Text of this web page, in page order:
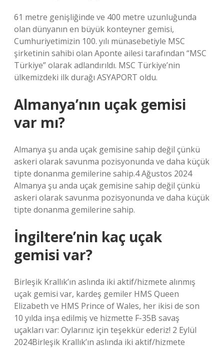
61 metre genişliğinde ve 400 metre uzunluğunda
olan dünyanın en büyük konteyner gemisi,
Cumhuriyetimizin 100. yılı münasebetiyle MSC
şirketinin sahibi olan Aponte ailesi tarafından “MSC
Türkiye” olarak adlandırıldı. MSC Türkiye’nin
ülkemizdeki ilk durağı ASYAPORT oldu.
Almanya’nın uçak gemisi
var mı?
Almanya şu anda uçak gemisine sahip değil çünkü
askeri olarak savunma pozisyonunda ve daha küçük
tipte donanma gemilerine sahip.4 Ağustos 2024
Almanya şu anda uçak gemisine sahip değil çünkü
askeri olarak savunma pozisyonunda ve daha küçük
tipte donanma gemilerine sahip.
İngiltere’nin kaç uçak
gemisi var?
Birleşik Krallık’ın aslında iki aktif/hizmete alınmış
uçak gemisi var, kardeş gemiler HMS Queen
Elizabeth ve HMS Prince of Wales, her ikisi de son
10 yılda inşa edilmiş ve hizmette F-35B savaş
uçakları var: Oylarınız için teşekkür ederiz! 2 Eylül
2024Birleşik Krallık’ın aslında iki aktif/hizmete